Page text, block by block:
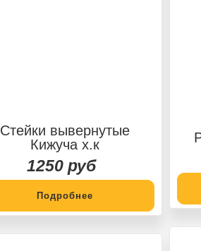
Стейки вывернутые
Кижуча х.к
1250 руб
Подробнее